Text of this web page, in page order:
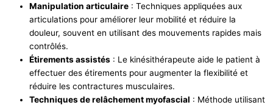
Manipulation articulaire : Techniques appliquées aux
articulations pour améliorer leur mobilité et réduire la
douleur, souvent en utilisant des mouvements rapides mais
contrôlés.
Étirements assistés : Le kinésithérapeute aide le patient à
effectuer des étirements pour augmenter la flexibilité et
réduire les contractures musculaires.
Techniques de relâchement myofascial : Méthode utilisant